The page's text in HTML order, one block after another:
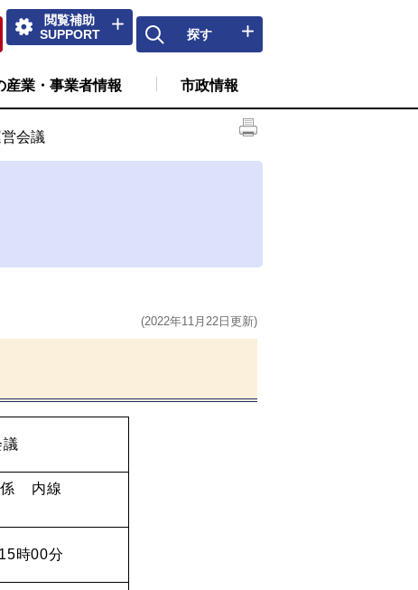
閲覧補助
SUPPORT
探す
産業・事業者情報 市政情報
会議
(2022年11月22日更新)
係 内線
時00分